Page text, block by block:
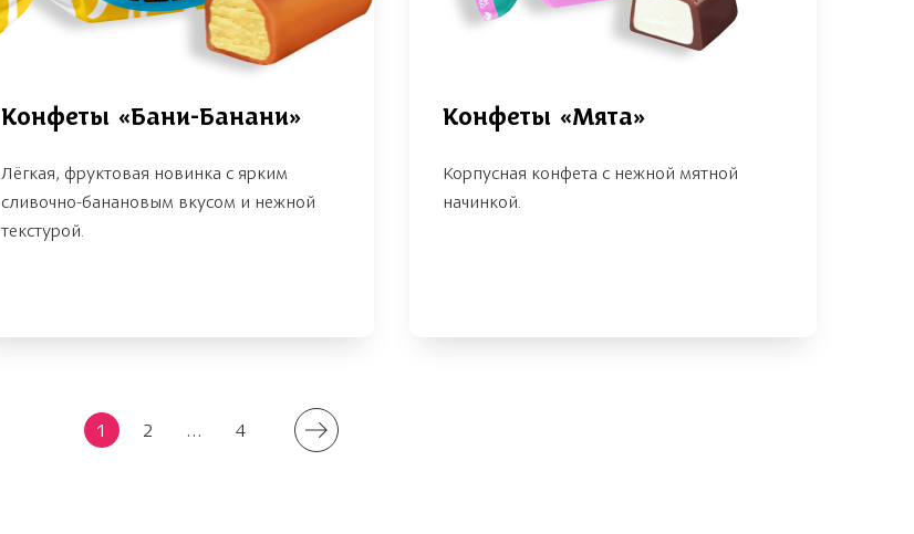
Конфеты «Бани-Банани»
Лёгкая, фруктовая новинка с ярким
сливочно-банановым вкусом и нежной
текстурой.
Конфеты «Мята»
Корпусная конфета с нежной мятной
начинкой.
1 2 ... 4